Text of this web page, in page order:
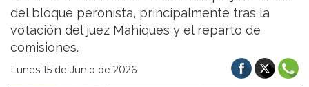
del bloque peronista, principalmente tras la
votación del juez Mahiques y el reparto de
comisiones.
Lunes 15 de Junio de 2026